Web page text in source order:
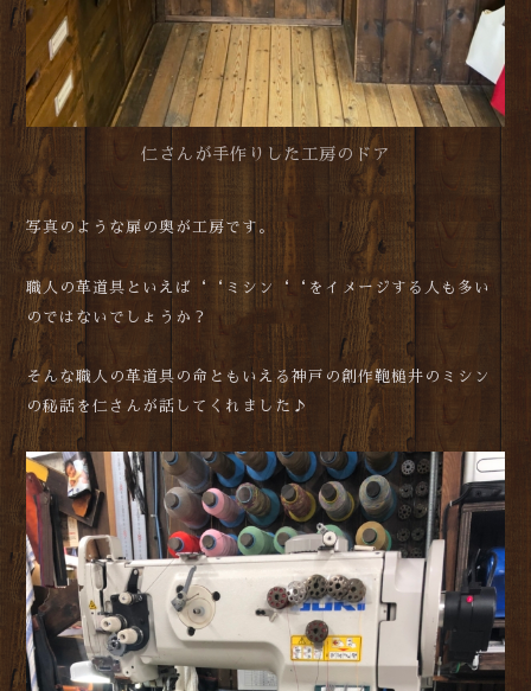
仁さんが手作りした工房のドア
写真のような扉の奥が工房です。
職人の革道具といえば‘‘ミシン‘‘をイメージする人も多い
のではないでしょうか？
そんな職人の革道具の命ともいえる神戸の創作鞄槌井のミシン
の秘話を仁さんが話してくれました♪